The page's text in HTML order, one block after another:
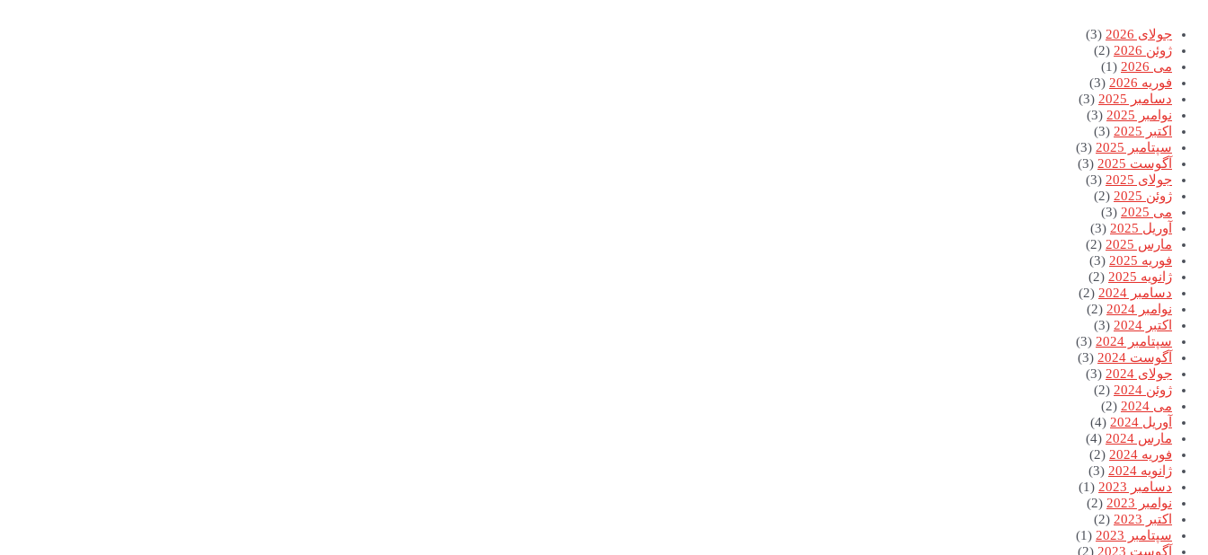
جولای 2026
(3)
ژوئن 2026
(2)
می 2026
(1)
فوریه 2026
(3)
دسامبر 2025
(3)
نوامبر 2025
(3)
اکتبر 2025
(3)
سپتامبر 2025
(3)
آگوست 2025
(3)
جولای 2025
(3)
ژوئن 2025
(2)
می 2025
(3)
آوریل 2025
(3)
مارس 2025
(2)
فوریه 2025
(3)
ژانویه 2025
(2)
دسامبر 2024
(2)
نوامبر 2024
(2)
اکتبر 2024
(3)
سپتامبر 2024
(3)
آگوست 2024
(3)
جولای 2024
(3)
ژوئن 2024
(2)
می 2024
(2)
آوریل 2024
(4)
مارس 2024
(4)
فوریه 2024
(2)
ژانویه 2024
(3)
دسامبر 2023
(1)
نوامبر 2023
(2)
اکتبر 2023
(2)
سپتامبر 2023
(1)
آگوست 2023
(2)